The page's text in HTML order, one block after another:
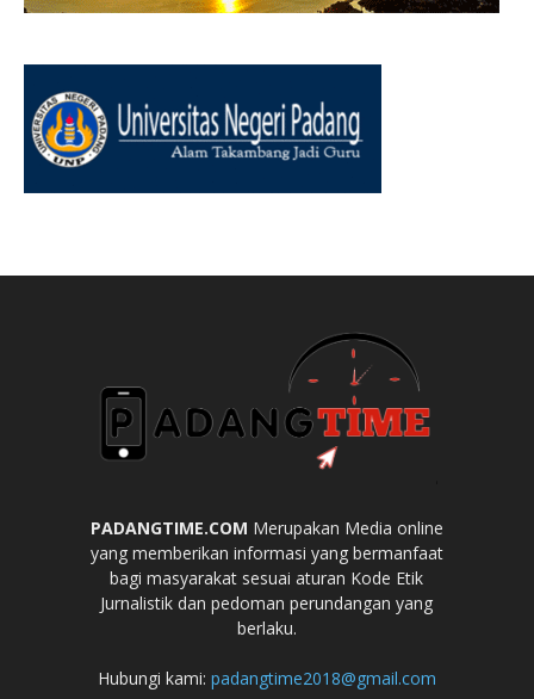
PADANGTIME.COM Merupakan Media online
yang memberikan informasi yang bermanfaat
bagi masyarakat sesuai aturan Kode Etik
Jurnalistik dan pedoman perundangan yang
berlaku.
Hubungi kami: padangtime2018@gmail.com